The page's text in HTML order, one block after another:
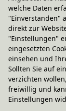
schweißecht
welche Daten
"Einverstanden"
direkt zur
"Einstellungen"
eingesetzten
einsehen und
Sollten Sie auf
verzichten
freiwillig und
Einstellungen